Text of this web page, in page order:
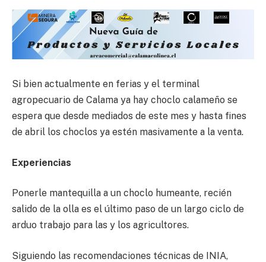
Si bien actualmente en ferias y el terminal
agropecuario de Calama ya hay choclo calameño se
espera que desde mediados de este mes y hasta fines
de abril los choclos ya estén masivamente a la venta.
Experiencias
Ponerle mantequilla a un choclo humeante, recién
salido de la olla es el último paso de un largo ciclo de
arduo trabajo para las y los agricultores.
Siguiendo las recomendaciones técnicas de INIA,